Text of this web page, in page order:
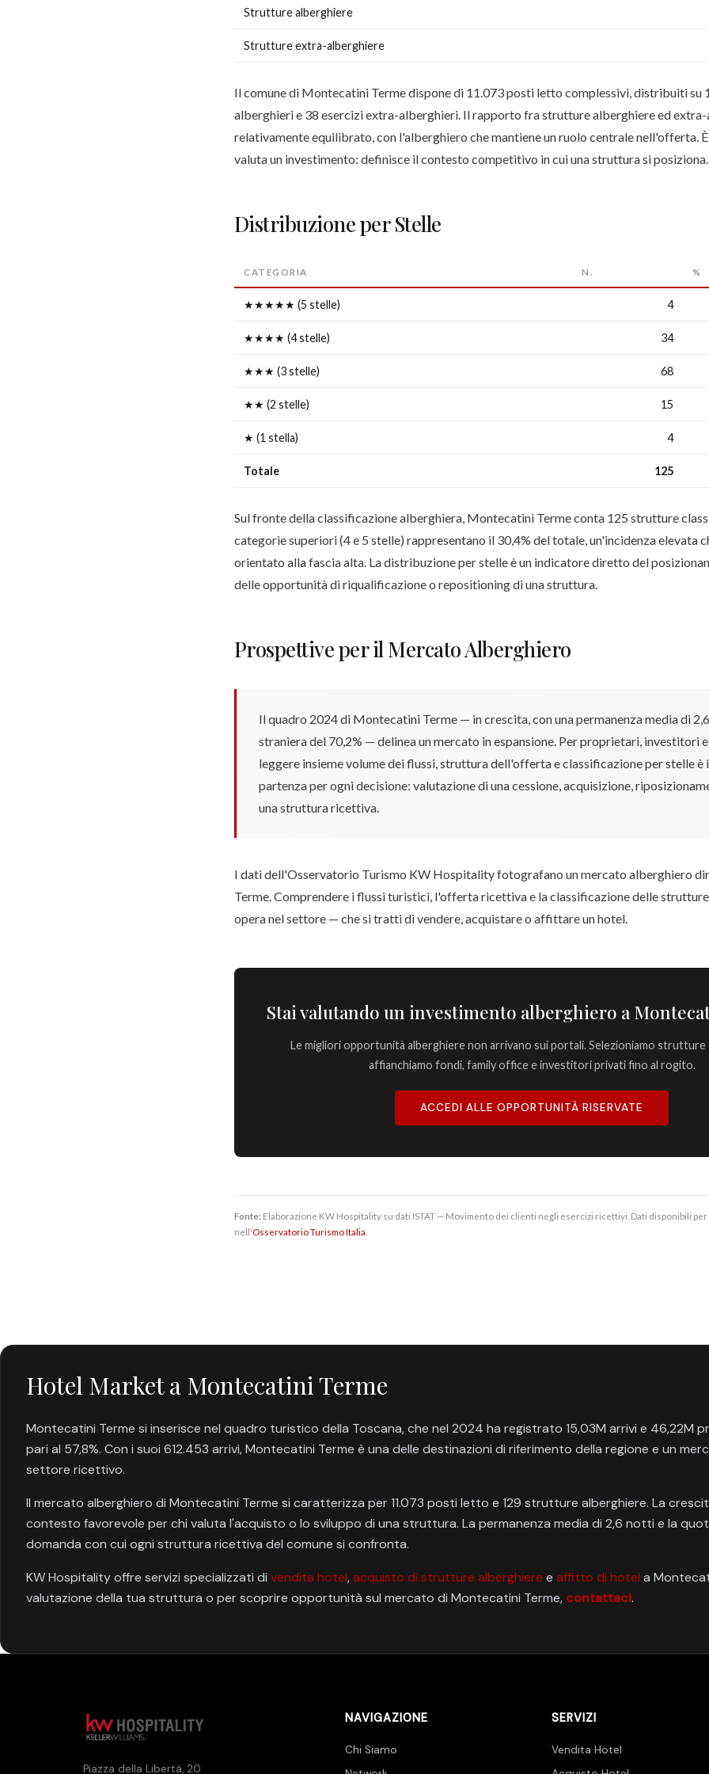
Strutture alberghiere
Strutture extra-alberghiere
Il comune di Montecatini Terme dispone di 11.073 posti letto complessivi, distribuiti su
alberghieri e 38 esercizi extra-alberghieri. Il rapporto fra strutture alberghiere ed
relativamente equilibrato, con l'alberghiero che mantiene un ruolo centrale nell'offerta.
valuta un investimento: definisce il contesto competitivo in cui una struttura si posiziona.
Distribuzione per Stelle
CATEGORIA N. %
★★★★★ (5 stelle) 4
★★★★ (4 stelle) 34
★★★ (3 stelle) 68
★★ (2 stelle) 15
★ (1 stella) 4
Totale 125
Sul fronte della classificazione alberghiera, Montecatini Terme conta 125 strutture
categorie superiori (4 e 5 stelle) rappresentano il 30,4% del totale, un'incidenza elevata
orientato alla fascia alta. La distribuzione per stelle è un indicatore diretto del
delle opportunità di riqualificazione o repositioning di una struttura.
Prospettive per il Mercato Alberghiero
Il quadro 2024 di Montecatini Terme — in crescita, con una permanenza media di
straniera del 70,2% — delinea un mercato in espansione. Per proprietari, investitori
leggere insieme volume dei flussi, struttura dell'offerta e classificazione per stelle è
partenza per ogni decisione: valutazione di una cessione, acquisizione,
una struttura ricettiva.
I dati dell'Osservatorio Turismo KW Hospitality fotografano un mercato alberghiero
Terme. Comprendere i flussi turistici, l'offerta ricettiva e la classificazione delle strutture
opera nel settore — che si tratti di vendere, acquistare o affittare un hotel.
Stai valutando un investimento alberghiero a
Le migliori opportunità alberghiere non arrivano sui portali. Selezioniamo
affianchiamo fondi, family office e investitori privati fino al rogito.
ACCEDI ALLE OPPORTUNITÀ RISERVATE
Fonte: Elaborazione KW Hospitality su dati ISTAT — Movimento dei clienti negli esercizi ricettivi. Dati disponibili
nell'Osservatorio Turismo Italia
Hotel Market a Montecatini Terme
Montecatini Terme si inserisce nel quadro turistico della Toscana, che nel 2024 ha registrato 15,03M arrivi e 46,22M
pari al 57,8%. Con i suoi 612.453 arrivi, Montecatini Terme è una delle destinazioni di riferimento della regione e un
settore ricettivo.
Il mercato alberghiero di Montecatini Terme si caratterizza per 11.073 posti letto e 129 strutture alberghiere. La
contesto favorevole per chi valuta l'acquisto o lo sviluppo di una struttura. La permanenza media di 2,6 notti e la
domanda con cui ogni struttura ricettiva del comune si confronta.
KW Hospitality offre servizi specializzati di vendita hotel,acquisto di strutture alberghiere e affitto di hotel a
valutazione della tua struttura o per scoprire opportunità sul mercato di Montecatini Terme, contattaci.
Piazza della Libertà, 20
NAVIGAZIONE
Chi Siamo
SERVIZI
Vendita Hotel